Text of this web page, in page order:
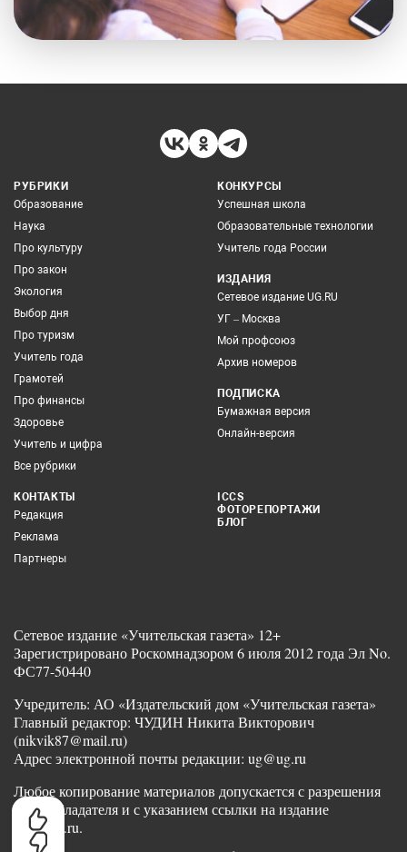
РУБРИКИ
Образование
Наука
Про культуру
Про закон
Экология
Выбор дня
Про туризм
Учитель года
Грамотей
Про финансы
Здоровье
Учитель и цифра
Все рубрики
КОНКУРСЫ
Успешная школа
Образовательные технологии
Учитель года России
ИЗДАНИЯ
Сетевое издание UG.RU
УГ – Москва
Мой профсоюз
Архив номеров
ПОДПИСКА
Бумажная версия
Онлайн-версия
КОНТАКТЫ
Редакция
Реклама
Партнеры
ICCS
ФОТОРЕПОРТАЖИ
БЛОГ
Сетевое издание «Учительская газета» 12+
Зарегистрировано Роскомнадзором 6 июля 2012 года Эл No.
ФС77-50440
Учредитель: АО «Издательский дом «Учительская газета»
Главный редактор: ЧУДИН Никита Викторович
(nikvik87@mail.ru)
Адрес электронной почты редакции: ug@ug.ru
Любое копирование материалов допускается с разрешения
правообладателя и с указанием ссылки на издание
www.ug.ru.